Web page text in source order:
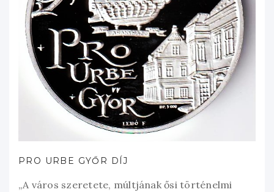
PRO URBE GYŐR DÍJ
„A város szeretete, múltjának ősi történelmi